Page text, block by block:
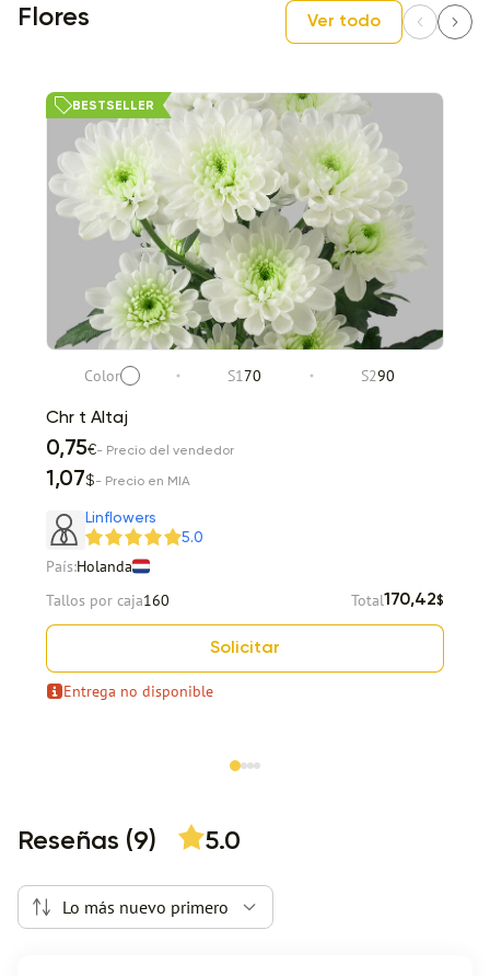
Flores Ver todo
BESTSELLER
Color S170 S290
Chr t Altaj
0,75€- Precio del vendedor
1,07$- Precio en MIA
Linflowers
5.0
País:Holanda
Tallos por caja160 Total170,42$
Solicitar
Entrega no disponible
Reseñas (9) 5.0
Lo más nuevo primero